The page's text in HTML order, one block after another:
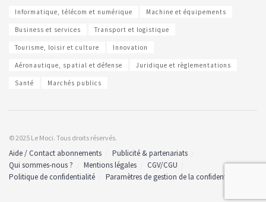
Informatique, télécom et numérique Machine et équipements
Business et services Transport et logistique
Tourisme, loisir et culture Innovation
Aéronautique, spatial et défense Juridique et règlementations
Santé Marchés publics
© 2025 Le Moci. Tous droits réservés.
Aide / Contact abonnements
Publicité & partenariats
Qui sommes-nous ?
Mentions légales
CGV/CGU
Politique de confidentialité
Paramètres de gestion de la confidentialité